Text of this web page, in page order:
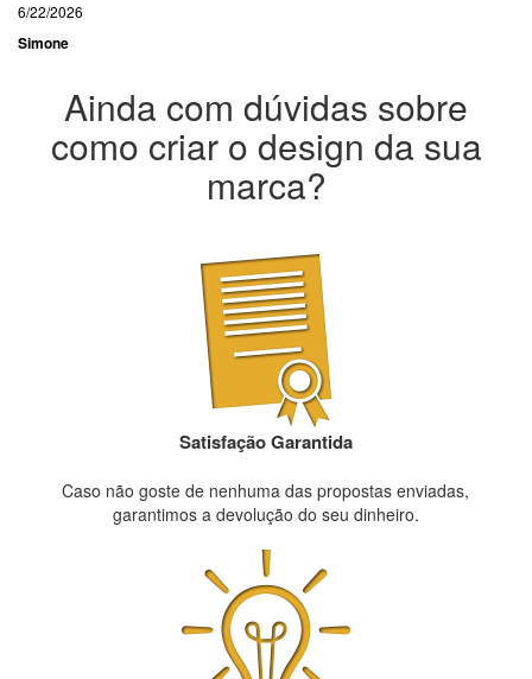
6/22/2026
Simone
Ainda com dúvidas sobre
como criar o design da sua
marca?
Satisfação Garantida
Caso não goste de nenhuma das propostas enviadas,
garantimos a devolução do seu dinheiro.